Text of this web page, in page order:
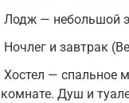
Лодж — небольшой
Ночлег и завтрак
Хостел — спальное
комнате. Душ и